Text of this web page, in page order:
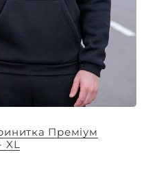
Преміум